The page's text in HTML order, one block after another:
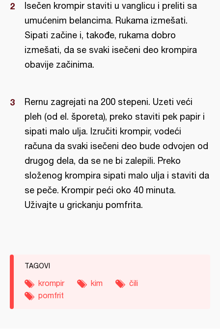
Isečen krompir staviti u vanglicu i preliti sa
umućenim belancima. Rukama izmešati.
Sipati začine i, takođe, rukama dobro
izmešati, da se svaki isečeni deo krompira
obavije začinima.
Rernu zagrejati na 200 stepeni. Uzeti veći
pleh (od el. šporeta), preko staviti pek papir i
sipati malo ulja. Izručiti krompir, vodeći
računa da svaki isečeni deo bude odvojen od
drugog dela, da se ne bi zalepili. Preko
složenog krompira sipati malo ulja i staviti da
se peče. Krompir peći oko 40 minuta.
Uživajte u grickanju pomfrita.
TAGOVI
krompir kim
čili
pomfrit